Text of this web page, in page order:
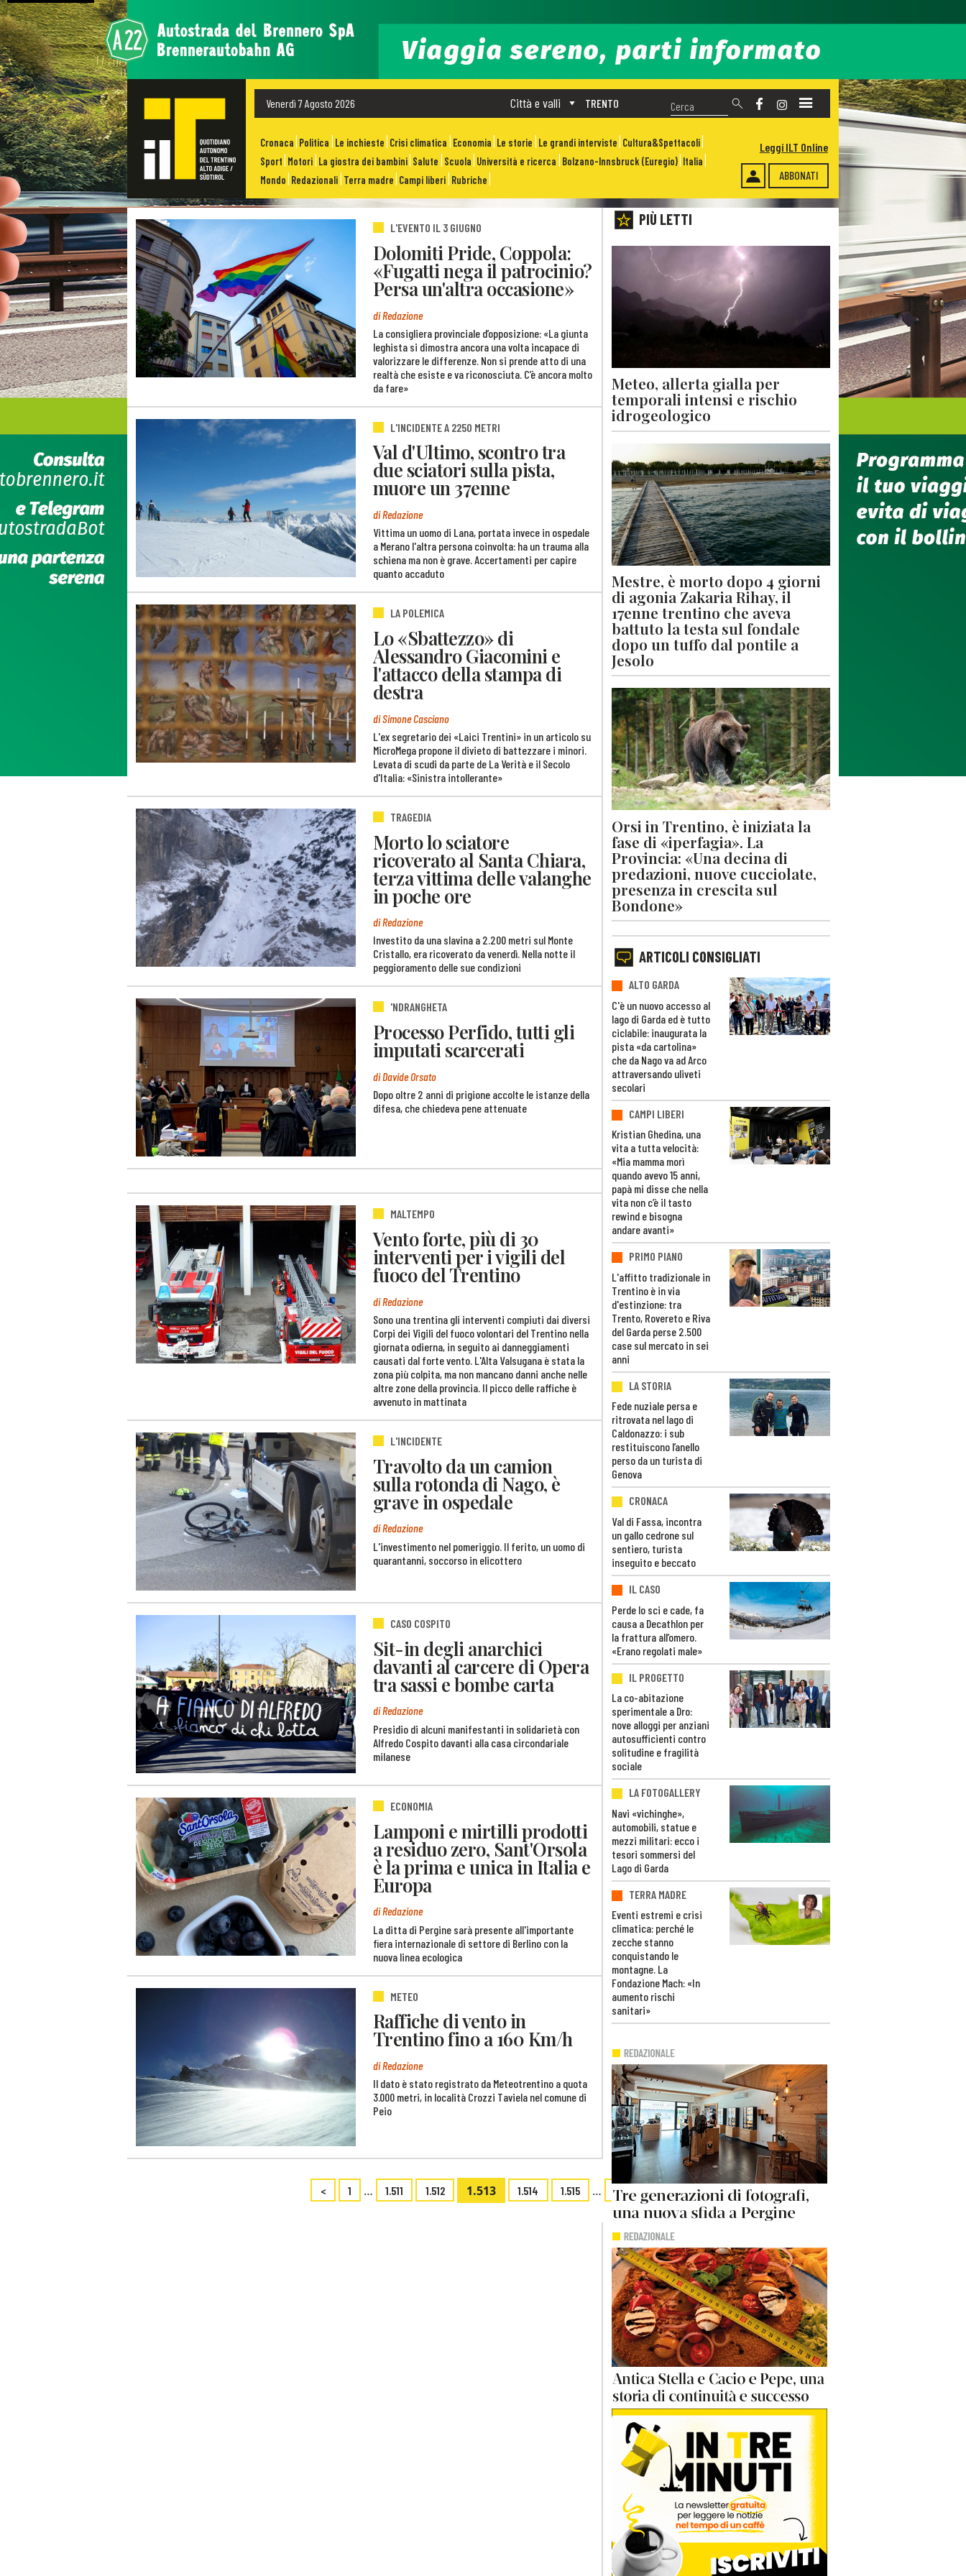
Venerdì 7 Agosto 2026 TRENTO
Città e valli
Cronaca Politica Le inchieste Crisi climatica Economia Le storie Le grandi interviste Cultura&Spettacoli
Sport Motori La giostra dei bambini Salute Scuola Università e ricerca Bolzano-Innsbruck (Euregio) Italia
Mondo Redazionali Terra madre Campi liberi Rubriche ABBONATI
Leggi ILT Online
L'EVENTO IL 3 GIUGNO
Dolomiti Pride, Coppola:
«Fugatti nega il patrocinio?
Persa un'altra occasione»
di Redazione
La consigliera provinciale d’opposizione: «La giunta
leghista si dimostra ancora una volta incapace di
valorizzare le differenze. Non si prende atto di una
realtà che esiste e va riconosciuta. C’è ancora molto
da fare»
L'INCIDENTE A 2250 METRI
Val d'Ultimo, scontro tra
due sciatori sulla pista,
muore un 37enne
di Redazione
Vittima un uomo di Lana, portata invece in ospedale
a Merano l'altra persona coinvolta: ha un trauma alla
schiena ma non è grave. Accertamenti per capire
quanto accaduto
LA POLEMICA
Lo «Sbattezzo» di
Alessandro Giacomini e
l'attacco della stampa di
destra
di Simone Casciano
L'ex segretario dei «Laici Trentini» in un articolo su
MicroMega propone il divieto di battezzare i minori.
Levata di scudi da parte de La Verità e il Secolo
d'Italia: «Sinistra intollerante»
TRAGEDIA
Morto lo sciatore
ricoverato al Santa Chiara,
terza vittima delle valanghe
in poche ore
di Redazione
Investito da una slavina a 2.200 metri sul Monte
Cristallo, era ricoverato da venerdì. Nella notte il
peggioramento delle sue condizioni
'NDRANGHETA
Processo Perfido, tutti gli
imputati scarcerati
di Davide Orsato
Dopo oltre 2 anni di prigione accolte le istanze della
difesa, che chiedeva pene attenuate
MALTEMPO
Vento forte, più di 30
interventi per i vigili del
fuoco del Trentino
di Redazione
Sono una trentina gli interventi compiuti dai diversi
Corpi dei Vigili del fuoco volontari del Trentino nella
giornata odierna, in seguito ai danneggiamenti
causati dal forte vento. L'Alta Valsugana è stata la
zona più colpita, ma non mancano danni anche nelle
altre zone della provincia. Il picco delle raffiche è
avvenuto in mattinata
L'INCIDENTE
Travolto da un camion
sulla rotonda di Nago, è
grave in ospedale
di Redazione
L'investimento nel pomeriggio. Il ferito, un uomo di
quarantanni, soccorso in elicottero
CASO COSPITO
Sit-in degli anarchici
davanti al carcere di Opera
tra sassi e bombe carta
di Redazione
Presidio di alcuni manifestanti in solidarietà con
Alfredo Cospito davanti alla casa circondariale
milanese
ECONOMIA
Lamponi e mirtilli prodotti
a residuo zero, Sant'Orsola
è la prima e unica in Italia e
Europa
di Redazione
La ditta di Pergine sarà presente all'importante
fiera internazionale di settore di Berlino con la
nuova linea ecologica
METEO
Raffiche di vento in
Trentino fino a 160 Km/h
di Redazione
Il dato è stato registrato da Meteotrentino a quota
3.000 metri, in località Crozzi Taviela nel comune di
Peio
< 1 … 1.511 1.512 1.513 1.514 1.515 … 1.596 >
PIÙ LETTI
Meteo, allerta gialla per
temporali intensi e rischio
idrogeologico
Mestre, è morto dopo 4 giorni
di agonia Zakaria Rihay, il
17enne trentino che aveva
battuto la testa sul fondale
dopo un tuffo dal pontile a
Jesolo
Orsi in Trentino, è iniziata la
fase di «iperfagia». La
Provincia: «Una decina di
predazioni, nuove cucciolate,
presenza in crescita sul
Bondone»
ARTICOLI CONSIGLIATI
ALTO GARDA
C'è un nuovo accesso al
lago di Garda ed è tutto
ciclabile: inaugurata la
pista «da cartolina»
che da Nago va ad Arco
attraversando uliveti
secolari
CAMPI LIBERI
Kristian Ghedina, una
vita a tutta velocità:
«Mia mamma morì
quando avevo 15 anni,
papà mi disse che nella
vita non c’è il tasto
rewind e bisogna
andare avanti»
PRIMO PIANO
L'affitto tradizionale in
Trentino è in via
d'estinzione: tra
Trento, Rovereto e Riva
del Garda perse 2.500
case sul mercato in sei
anni
LA STORIA
Fede nuziale persa e
ritrovata nel lago di
Caldonazzo: i sub
restituiscono l’anello
perso da un turista di
Genova
CRONACA
Val di Fassa, incontra
un gallo cedrone sul
sentiero, turista
inseguito e beccato
IL CASO
Perde lo sci e cade, fa
causa a Decathlon per
la frattura all’omero.
«Erano regolati male»
IL PROGETTO
La co-abitazione
sperimentale a Dro:
nove alloggi per anziani
autosufficienti contro
solitudine e fragilità
sociale
LA FOTOGALLERY
Navi «vichinghe»,
automobili, statue e
mezzi militari: ecco i
tesori sommersi del
Lago di Garda
TERRA MADRE
Eventi estremi e crisi
climatica: perché le
zecche stanno
conquistando le
montagne. La
Fondazione Mach: «In
aumento rischi
sanitari»